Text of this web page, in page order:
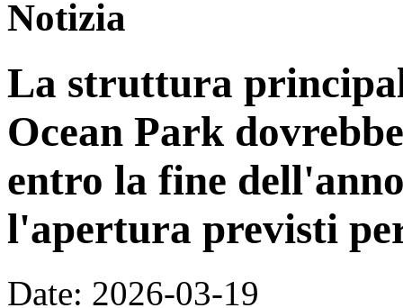
Notizia
La struttura
Ocean Park
entro la fine
l'apertura previsti
Date: 2026-03-19